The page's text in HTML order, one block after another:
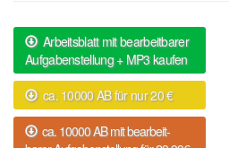
Arbeitsblatt mit bearbeitbarer
Aufgabenstellung + MP3 kaufen
ca. 10000 AB für nur 20 €
ca. 10000 AB mit bearbeit-